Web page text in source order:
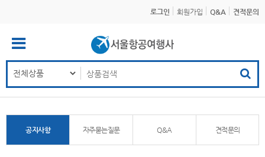
로그인 회원가입 Q&A 견적문의
공지사항 자주묻는질문 Q&A 견적문의